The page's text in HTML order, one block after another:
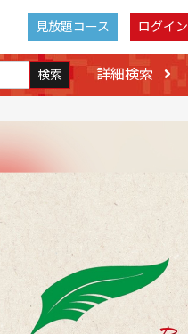
見放題コース ログイン
検索 詳細検索